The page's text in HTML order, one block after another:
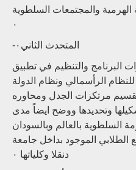
الهرمية والمجتمعات السلطوية
٠
-المتحدث الثاني٠
البرنامج والتنظيم في تطبيق
الرأسمالي ونظام الدولة
مرتكزات الجدل ومحاوره
وتحديدها ووضح ايضاً مدى
السلطوية بالعالم وبالسودان
الطلابي الموجود بداخل جامعة
دنقلا وكلياتها ٠